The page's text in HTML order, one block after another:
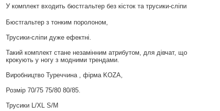
У комплект входить бюстгальтер без кісток та трусики-сліпи
Бюстгальтер з тонким поролоном,
Трусики-сліпи дуже ефектні.
Такий комплект стане незамінним атрибутом, для дівчат, що
крокують у ногу з модними трендами.
Виробництво Туреччина , фірма KOZA,
Розмір 70/75 75/80 80/85.
Трусики L/XL S/M